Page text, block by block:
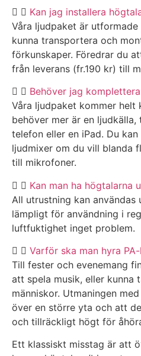
Kan jag installera
Våra ljudpaket är
kunna transportera och
förkunskaper. Föredrar du
från leverans (fr.190 kr) till
Behöver jag
Våra ljudpaket kommer helt
behöver mer är en
telefon eller en iPad. Du
ljudmixer om du vill blanda
till mikrofoner.
Kan man ha högtalarna
All utrustning kan användas
lämpligt för användning i
luftfuktighet inget problem.
Varför ska man hyra
Till fester och evenemang
att spela musik, eller kunna
människor. Utmaningen
över en större yta och att
och tillräckligt högt för
Ett klassiskt misstag är att